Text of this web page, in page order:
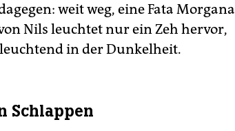
weit weg, eine Fata Morgana
Nils leuchtet nur ein Zeh hervor,
in der Dunkelheit.
Schlappen